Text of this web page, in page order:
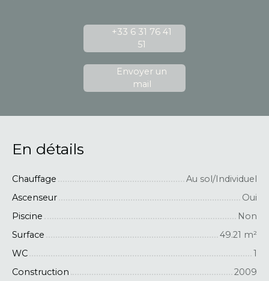
+33 6 31 76 41
51
Envoyer un
mail
En détails
Chauffage
Au sol/Individuel
Ascenseur
Oui
Piscine
Non
Surface
49.21 m²
WC
1
Construction
2009